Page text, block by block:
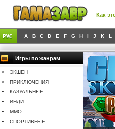
Как
A B C D E F G H I J K L
Игры по жанрам
ЭКШЕН
ПРИКЛЮЧЕНИЯ
КАЗУАЛЬНЫЕ
ИНДИ
MMO
СПОРТИВНЫЕ